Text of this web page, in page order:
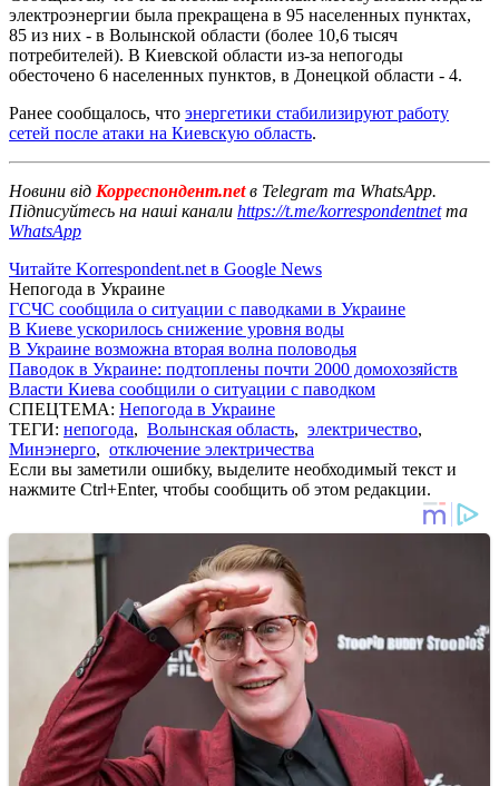
электроэнергии была прекращена в 95 населенных пунктах,
85 из них - в Волынской области (более 10,6 тысяч
потребителей). В Киевской области из-за непогоды
обесточено 6 населенных пунктов, в Донецкой области - 4.
Ранее сообщалось, что энергетики стабилизируют работу
сетей после атаки на Киевскую область.
Новини від Корреспондент.netв Telegram та WhatsApp.
Підписуйтесь на наші канали https://t.me/korrespondentnetта
WhatsApp
Читайте Korrespondent.net в Google News
Непогода в Украине
ГСЧС сообщила о ситуации с паводками в Украине
В Киеве ускорилось снижение уровня воды
В Украине возможна вторая волна половодья
Паводок в Украине: подтоплены почти 2000 домохозяйств
Власти Киева сообщили о ситуации с паводком
СПЕЦТЕМА: Непогода в Украине
ТЕГИ: непогода, Волынская область, электричество,
Минэнерго, отключение электричества
Если вы заметили ошибку, выделите необходимый текст и
нажмите Ctrl+Enter, чтобы сообщить об этом редакции.